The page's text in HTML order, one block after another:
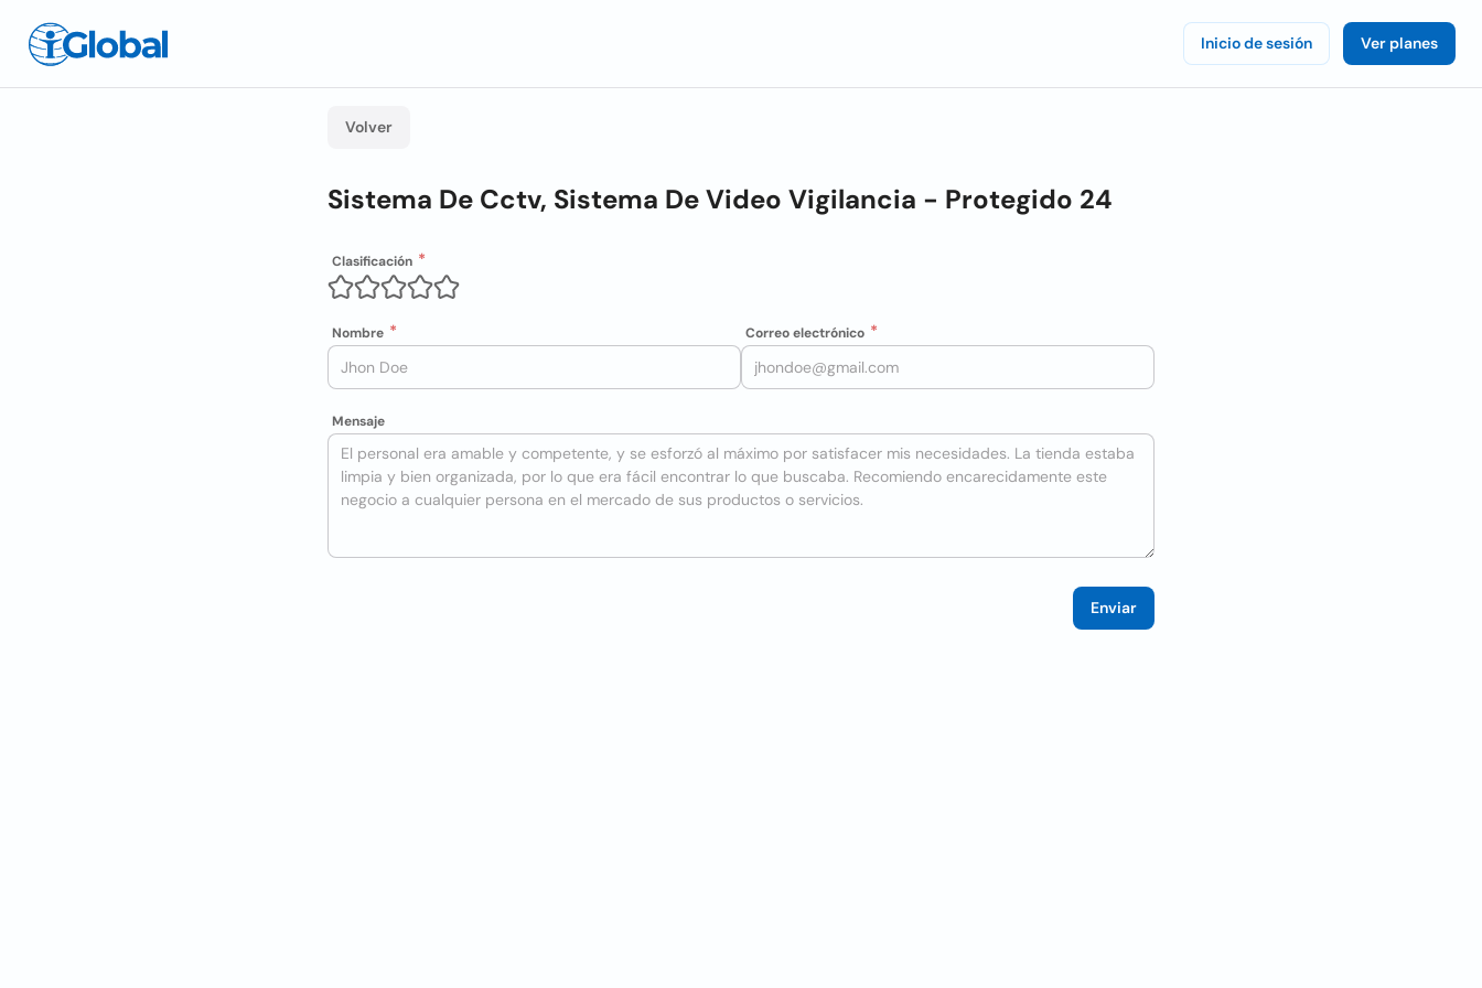
Inicio de sesión Ver planes
Volver
Sistema De Cctv, Sistema De Video Vigilancia - Protegido 24
Clasificación
Nombre Correo electrónico
Mensaje
Enviar